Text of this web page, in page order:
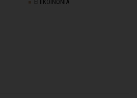
ΕΠΙΚΟΙΝΩΝΙΑ